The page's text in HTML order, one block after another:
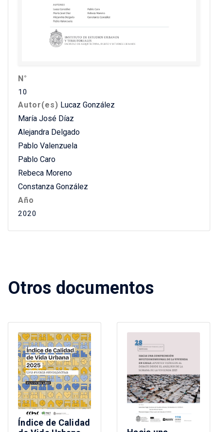
N°
10
Autor(es) Lucaz González
María José Díaz
Alejandra Delgado
Pablo Valenzuela
Pablo Caro
Rebeca Moreno
Constanza González
Año
2020
Otros documentos
Índice de Calidad